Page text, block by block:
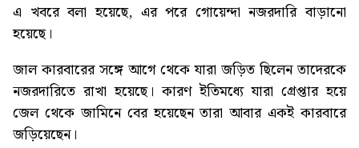
এ খবরে বলা হয়েছে, এর পরে গোয়েন্দা নজরদারি বাড়ানো
হয়েছে।
জাল কারবারের সঙ্গে আগে থেকে যারা জড়িত ছিলেন তাদেরকে
নজরদারিতে রাখা হয়েছে। কারণ ইতিমধ্যে যারা গ্রেপ্তার হয়ে
জেল থেকে জামিনে বের হয়েছেন তারা আবার একই কারবারে
জড়িয়েছেন।